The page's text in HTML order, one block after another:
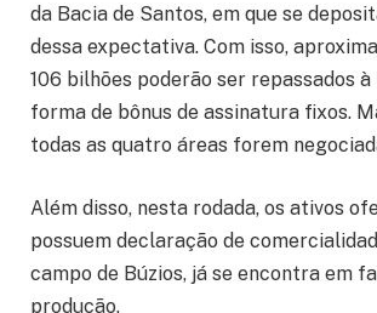
da Bacia de Santos, em que se
dessa expectativa. Com isso,
106 bilhões poderão ser repassados à
forma de bônus de assinatura fixos.
todas as quatro áreas forem
Além disso, nesta rodada, os ativos
possuem declaração de
campo de Búzios, já se encontra em
produção.